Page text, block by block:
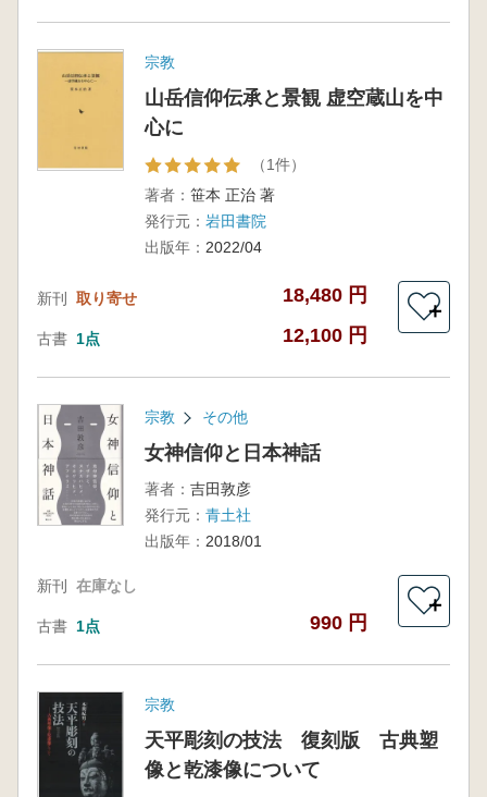
宗教
山岳信仰伝承と景観 虚空蔵山を中
心に
（1件）
著者： 笹本 正治 著
発行元： 岩田書院
出版年： 2022/04
新刊 取り寄せ 18,480 円
古書 1点 12,100 円
＋
宗教 その他
女神信仰と日本神話
著者： 吉田敦彦
発行元： 青土社
出版年： 2018/01
新刊 在庫なし
古書 1点 990 円
＋
宗教
天平彫刻の技法 復刻版 古典塑
像と乾漆像について